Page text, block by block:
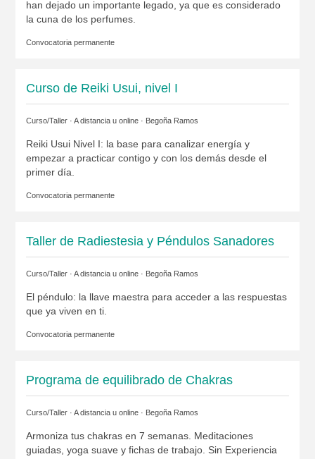
han dejado un importante legado, ya que es considerado
la cuna de los perfumes.
Convocatoria permanente
Curso de Reiki Usui, nivel I
Curso/Taller · A distancia u online · Begoña Ramos
Reiki Usui Nivel I: la base para canalizar energía y
empezar a practicar contigo y con los demás desde el
primer día.
Convocatoria permanente
Taller de Radiestesia y Péndulos Sanadores
Curso/Taller · A distancia u online · Begoña Ramos
El péndulo: la llave maestra para acceder a las respuestas
que ya viven en ti.
Convocatoria permanente
Programa de equilibrado de Chakras
Curso/Taller · A distancia u online · Begoña Ramos
Armoniza tus chakras en 7 semanas. Meditaciones
guiadas, yoga suave y fichas de trabajo. Sin Experiencia